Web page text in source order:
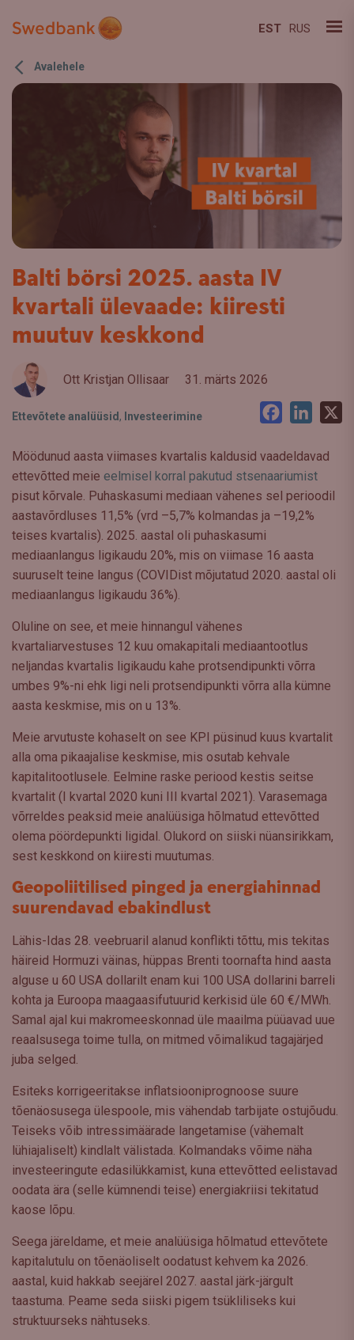
EST RUS
Avalehele
Balti börsi 2025. aasta IV
kvartali ülevaade: kiiresti
muutuv keskkond
Ott Kristjan Ollisaar 31. märts 2026
Ettevõtete analüüsid , Investeerimine Facebook
Möödunud aasta viimases kvartalis kaldusid vaadeldavad
ettevõtted meie eelmisel korral pakutud stsenaariumist
pisut kõrvale. Puhaskasumi mediaan vähenes sel perioodil
aastavõrdluses 11,5% (vrd –5,7% kolmandas ja –19,2%
teises kvartalis). 2025. aastal oli puhaskasumi
mediaanlangus ligikaudu 20%, mis on viimase 16 aasta
suuruselt teine langus (COVIDist mõjutatud 2020. aastal oli
mediaanlangus ligikaudu 36%).
Oluline on see, et meie hinnangul vähenes
kvartaliarvestuses 12 kuu omakapitali mediaantootlus
neljandas kvartalis ligikaudu kahe protsendipunkti võrra
umbes 9%-ni ehk ligi neli protsendipunkti võrra alla kümne
aasta keskmise, mis on u 13%.
Meie arvutuste kohaselt on see KPI püsinud kuus kvartalit
alla oma pikaajalise keskmise, mis osutab kehvale
kapitalitootlusele. Eelmine raske periood kestis seitse
kvartalit (I kvartal 2020 kuni III kvartal 2021). Varasemaga
võrreldes peaksid meie analüüsiga hõlmatud ettevõtted
olema pöördepunkti ligidal. Olukord on siiski nüansirikkam,
sest keskkond on kiiresti muutumas.
Geopoliitilised pinged ja energiahinnad
suurendavad ebakindlust
Lähis-Idas 28. veebruaril alanud konflikti tõttu, mis tekitas
häireid Hormuzi väinas, hüppas Brenti toornafta hind aasta
alguse u 60 USA dollarilt enam kui 100 USA dollarini barreli
kohta ja Euroopa maagaasifutuurid kerkisid üle 60 €/MWh.
Samal ajal kui makromeeskonnad üle maailma püüavad uue
reaalsusega toime tulla, on mitmed võimalikud tagajärjed
juba selged.
Esiteks korrigeeritakse inflatsiooniprognoose suure
tõenäosusega ülespoole, mis vähendab tarbijate ostujõudu.
Teiseks võib intressimäärade langetamise (vähemalt
lühiajaliselt) kindlalt välistada. Kolmandaks võime näha
investeeringute edasilükkamist, kuna ettevõtted eelistavad
oodata ära (selle kümnendi teise) energiakriisi tekitatud
kaose lõpu.
Seega järeldame, et meie analüüsiga hõlmatud ettevõtete
kapitalutulu on tõenäoliselt oodatust kehvem ka 2026.
aastal, kuid hakkab seejärel 2027. aastal järk-järgult
taastuma. Peame seda siiski pigem tsükliliseks kui
struktuurseks nähtuseks.